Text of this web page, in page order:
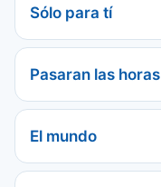
Sólo para tí
Pasaran las horas
El mundo